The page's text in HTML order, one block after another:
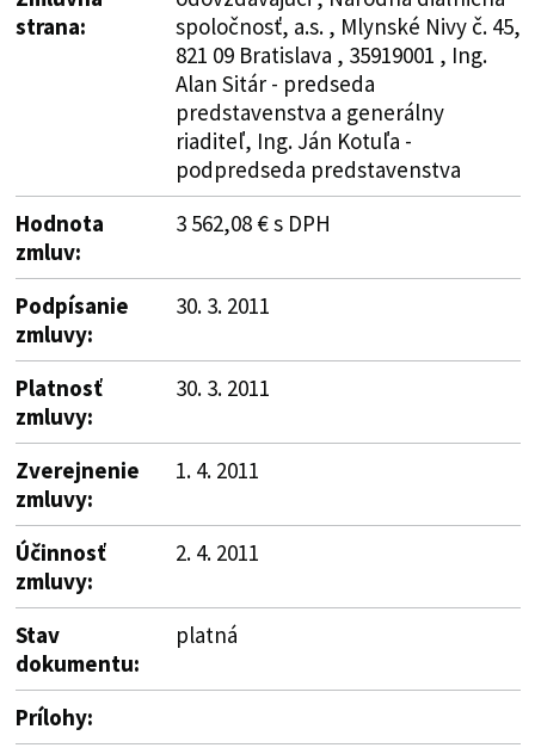
strana:
spoločnosť, a.s. , Mlynské Nivy č. 45,
821 09 Bratislava , 35919001 , Ing.
Alan Sitár - predseda
predstavenstva a generálny
riaditeľ, Ing. Ján Kotuľa -
podpredseda predstavenstva
Hodnota
zmluv:
3 562,08 € s DPH
Podpísanie
zmluvy:
30. 3. 2011
Platnosť
zmluvy:
30. 3. 2011
Zverejnenie
zmluvy:
1. 4. 2011
Účinnosť
zmluvy:
2. 4. 2011
Stav
dokumentu:
platná
Prílohy: